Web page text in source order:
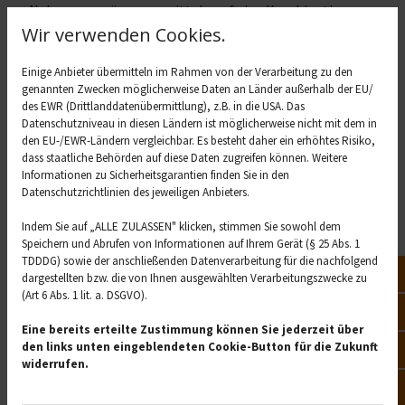
Nahrungsergänzungsmitteln auf eine Kombination
dieser Aminosäuren, denn sie sollen die Produktion von
Muskelabbau verhindern. Deshalb werden häufig
Kapseln oder Pulver mit den BCAA-Aminosäuren
angeboten, die dem Muskelaufbau helfen sollen.
Doch sind sie wirklich nötig? Für Freizeitsportler reicht
es, den Körper über eine ausgewogene Ernährung mit
genügend Aminosäuren zu versorgen und den
Muskelaufbau voranzubringen. Zu den geeigneten
Lebensmitteln, die dem Körper helfen, Aminosäuren zu
bilden, gehören: Hühnchen, Rindfleisch und Lachs,
Sojabohnen, Gemüse wie Erbsen, Spinat und Mais,
Walnüsse und Cashewkerne, Tofu und Eier.
Sie haben Fragen zum Thema Aminosäuren
Wir verwenden Cookies.
Einige Anbieter übermitteln im Rahmen von der Verarbeitung zu den
genannten Zwecken möglicherweise Daten an Länder außerhalb der EU/
des EWR (Drittlanddatenübermittlung), z.B. in die USA. Das
Datenschutzniveau in diesen Ländern ist möglicherweise nicht mit dem in
den EU-/EWR-Ländern vergleichbar. Es besteht daher ein erhöhtes Risiko,
dass staatliche Behörden auf diese Daten zugreifen können. Weitere
Informationen zu Sicherheitsgarantien finden Sie in den
Datenschutzrichtlinien des jeweiligen Anbieters.
Indem Sie auf „ALLE ZULASSEN" klicken, stimmen Sie sowohl dem
Speichern und Abrufen von Informationen auf Ihrem Gerät (§ 25 Abs. 1
TDDDG) sowie der anschließenden Datenverarbeitung für die nachfolgend
dargestellten bzw. die von Ihnen ausgewählten Verarbeitungszwecke zu
(Art 6 Abs. 1 lit. a. DSGVO).
Eine bereits erteilte Zustimmung können Sie jederzeit über
den links unten eingeblendeten Cookie-Button für die Zukunft
widerrufen.